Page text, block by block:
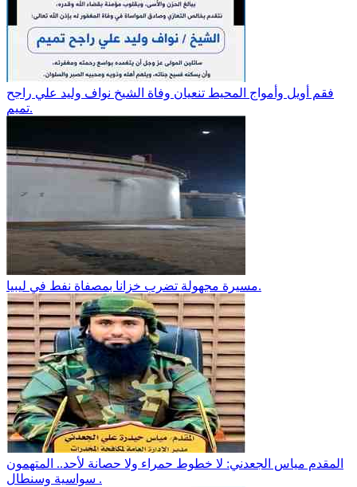
فقم أويل وأمواج المحيط تنعيان وفاة الشيخ نواف وليد علي راجح
تميم.
مسيرة مجهولة تضرب خزانا بمصفاة نفط في ليبيا.
المقدم مياس الجعدني: لا خطوط حمراء ولا حصانة لأحد.. المتهمون
سواسية وسنطال .